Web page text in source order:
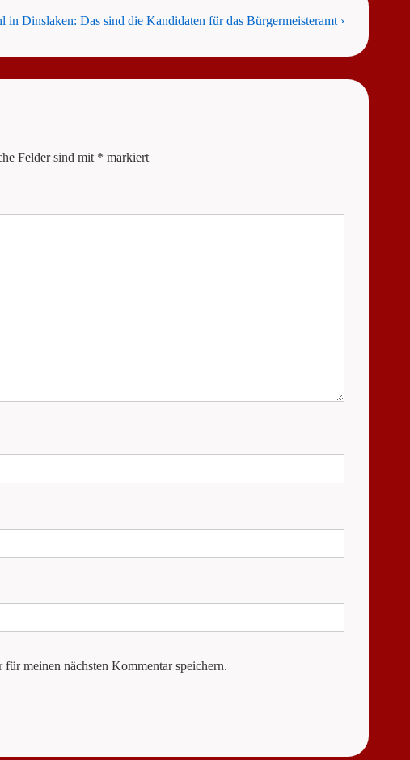
in Dinslaken: Das sind die Kandidaten für das Bürgermeisteramt ›
Felder sind mit * markiert
meinen nächsten Kommentar speichern.